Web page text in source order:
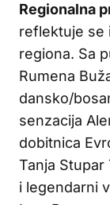
Regionalna
reflektuje se
regiona. Sa
Rumena
dansko/
senzacija
dobitnica
Tanja
i legendarni